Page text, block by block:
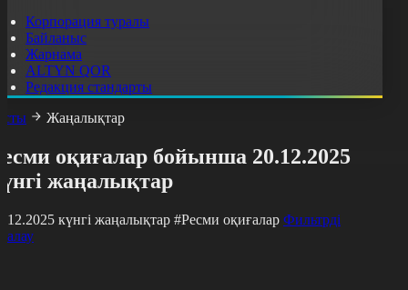
Корпорация туралы
Байланыс
Жарнама
ALTYN QOR
Редакция стандарты
Жаңалықтар
оқиғалар бойынша 20.12.2025
жаңалықтар
күнгі жаңалықтар #Ресми оқиғалар Фильтрді